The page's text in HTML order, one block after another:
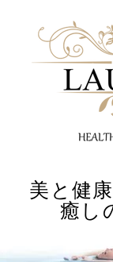
美と健
癒し